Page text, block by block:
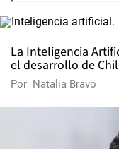
La Inteligencia
el desarrollo de
Por Natalia Bravo